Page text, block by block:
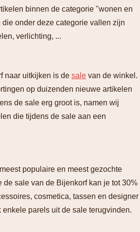
binnen de categorie "wonen en
onder deze categorie vallen zijn
verlichting, ...
naar uitkijken is de sale van de winkel.
op duizenden nieuwe artikelen
de sale erg groot is, namen wij
die tijdens de sale aan een
populaire en meest gezochte
sale van de Bijenkorf kan je tot 30%
cosmetica, tassen en designer
parels uit de sale terugvinden.